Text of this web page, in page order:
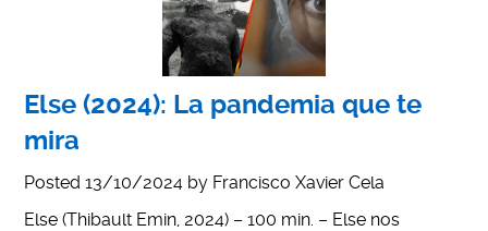
Else (2024): La pandemia que te
mira
Posted13/10/2024 by Francisco Xavier Cela
Else (Thibault Emin, 2024) – 100 min. – Else nos